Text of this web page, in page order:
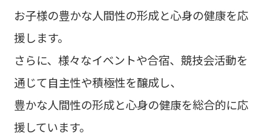
お子様の豊かな人間性の形成と心身の健康を応
援します。
さらに、様々なイベントや合宿、競技会活動を
通じて自主性や積極性を醸成し、
豊かな人間性の形成と心身の健康を総合的に応
援しています。